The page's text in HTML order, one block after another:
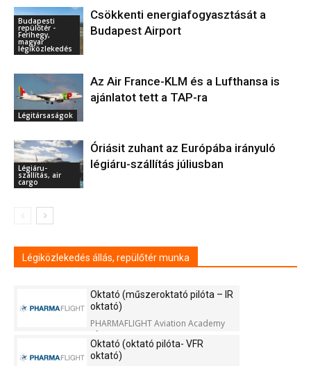
Budapesti
repülőtér -
Ferihegy,
magyar
légiközlekedés
Csökkenti energiafogyasztását a
Budapest Airport
Légitársaságok
Az Air France-KLM és a Lufthansa is
ajánlatot tett a TAP-ra
Légiáru-
szállítás, air
cargo
Óriásit zuhant az Európába irányuló
légiáru-szállítás júliusban
Légiközlekedés állás, repülőtér munka
Oktató (műszeroktató pilóta – IR
oktató)
PHARMAFLIGHT Aviation Academy
Kft.
Oktató (oktató pilóta- VFR
oktató)